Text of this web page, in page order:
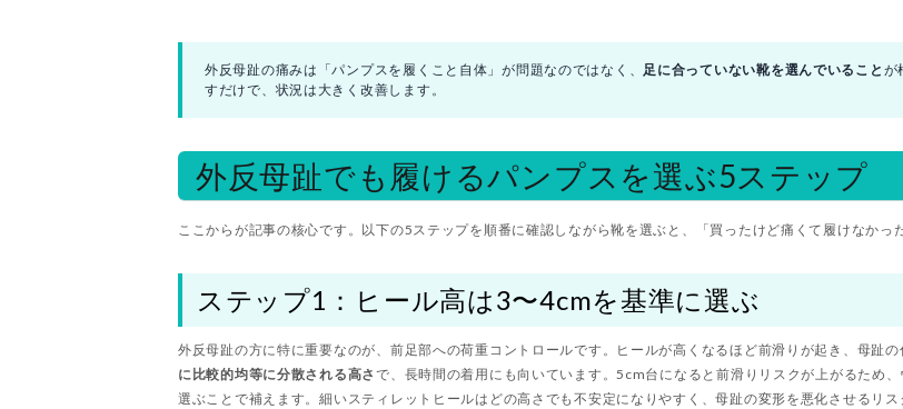
外反母趾の痛みは「パンプスを履くこと自体」が問題なのではなく、 足に合っていない靴を選んでいること が
すだけで、状況は大きく改善します。
外反母趾でも履けるパンプスを選ぶ5ステップ
ここからが記事の核心です。以下の5ステップを順番に確認しながら靴を選ぶと、「買ったけど痛くて履けなかっ
ステップ1：ヒール高は3〜4cmを基準に選ぶ
外反母趾の方に特に重要なのが、前足部への荷重コントロールです。ヒールが高くなるほど前滑りが起き、母趾
に比較的均等に分散される高さで、長時間の着用にも向いています。5cm台になると前滑りリスクが上がるため
選ぶことで補えます。細いスティレットヒールはどの高さでも不安定になりやすく、母趾の変形を悪化させるリ